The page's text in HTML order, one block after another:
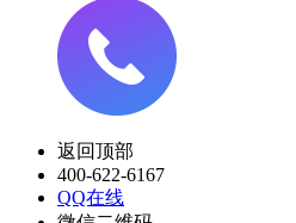
返回顶部
400-622-6167
QQ在线